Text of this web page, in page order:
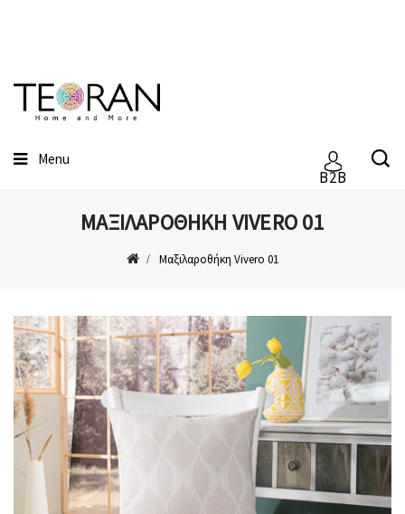
B2B
Menu
ΜΑΞΙΛΑΡΟΘΉΚΗ VIVERO 01
Μαξιλαροθήκη Vivero 01